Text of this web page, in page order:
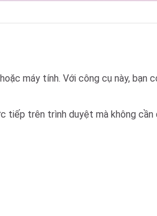
máy tính. Với công cụ này, bạn
trên trình duyệt mà không cần